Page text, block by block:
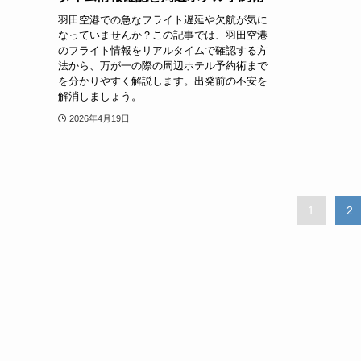
羽田空港での急なフライト遅延や欠航が気に
なっていませんか？この記事では、羽田空港
のフライト情報をリアルタイムで確認する方
法から、万が一の際の周辺ホテル予約術まで
を分かりやすく解説します。出発前の不安を
解消しましょう。
2026年4月19日
1 2